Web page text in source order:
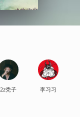
2z秃子 李习习